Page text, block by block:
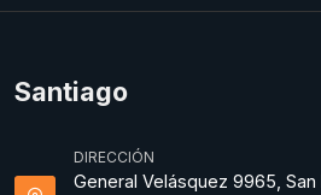
Santiago
DIRECCIÓN
General Velásquez 9965, San